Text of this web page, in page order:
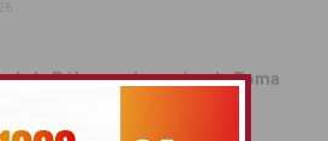
de la Pólvora, el pregón y la Toma